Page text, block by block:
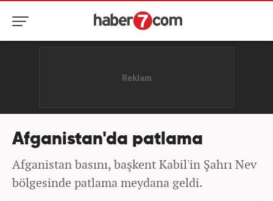
Afganistan'da patlama
Afganistan basını, başkent Kabil'in Şahrı Nev
bölgesinde patlama meydana geldi.